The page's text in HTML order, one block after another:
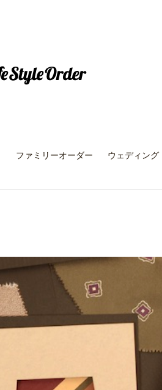
ファミリーオーダー ウェディング